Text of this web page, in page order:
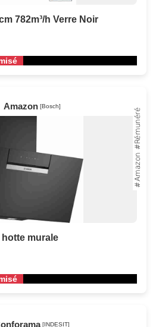
782m³/h Verre Noir
Amazon [Bosch]
hotte murale
[INDESIT]